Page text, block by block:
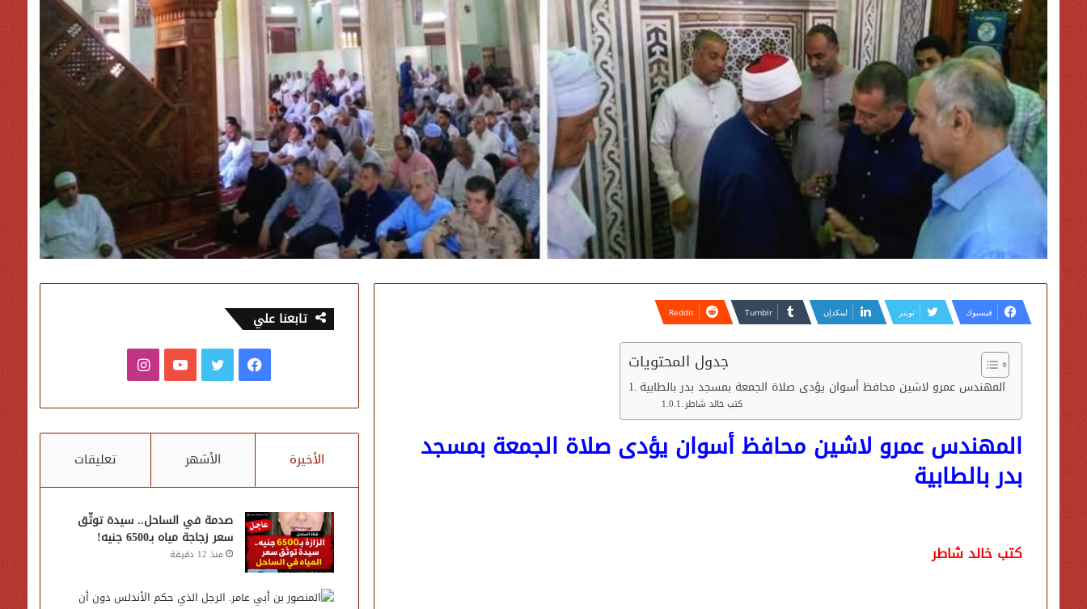
فيسبوك تويتر لينكدإن
جدول المحتويات
المهندس عمرو لاشين محافظ أسوان يؤدى صلاة الجمعة بمسجد بدر بالطابية
كتب خالد شاطر
المهندس عمرو لاشين محافظ أسوان يؤدى صلاة الجمعة بمسجد
بدر بالطابية
كتب خالد شاطر
تابعنا علي
فيسبوكتويتر يوتيوبانستقرام
الأخيرة الأشهر تعليقات
صدمة في الساحل.. سيدة توثّق
سعر زجاجة مياه بـ6500 جنيه!
منذ 12 دقيقة